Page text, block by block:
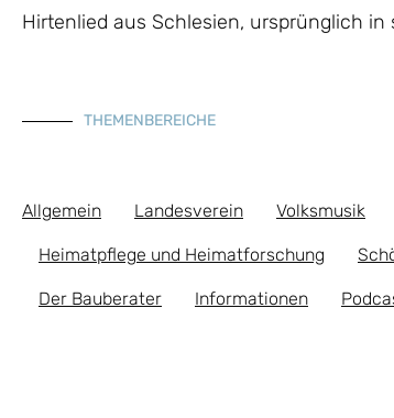
Hirtenlied aus Schlesien, ursprünglich in
THEMENBEREICHE
Allgemein Landesverein Volksmusik
Heimatpflege und Heimatforschung
Der Bauberater Informationen